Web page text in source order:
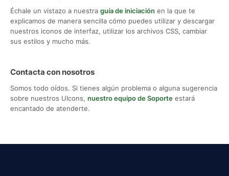
Échale un vistazo a nuestra guía de iniciación en la que te
explicamos de manera sencilla cómo puedes utilizar y descargar
nuestros iconos de interfaz, utilizar los archivos CSS, cambiar
sus estilos y mucho más.
Contacta con nosotros
Somos todo oídos. Si tienes algún problema o alguna sugerencia
sobre nuestros UIcons, nuestro equipo de Soporte estará
encantado de atenderte.